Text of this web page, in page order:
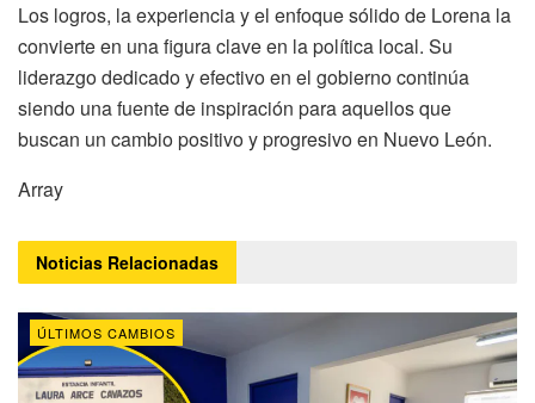
Los logros, la experiencia y el enfoque sólido de Lorena la
convierte en una figura clave en la política local. Su
liderazgo dedicado y efectivo en el gobierno continúa
siendo una fuente de inspiración para aquellos que
buscan un cambio positivo y progresivo en Nuevo León.
Array
Noticias Relacionadas
ÚLTIMOS CAMBIOS